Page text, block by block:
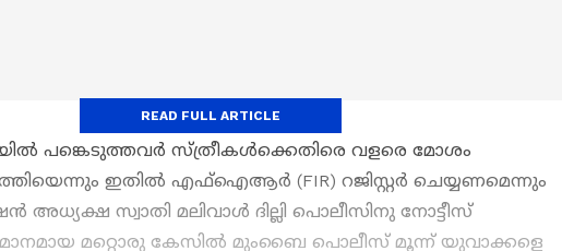
പങ്കെടുത്തവര്‍ സ്ത്രീകള്‍ക്കെതിരെ വളരെ മോശം
ഇതില്‍ എഫ്‌ഐആര്‍ (FIR) റജിസ്റ്റര്‍ ചെയ്യണമെന്നും
അധ്യക്ഷ സ്വാതി മലിവാള്‍ ദില്ലി പൊലീസിനു നോട്ടീസ്
മറ്റൊരു കേസില്‍ മുംബൈ പൊലീസ് മൂന്ന് യുവാക്കളെ
READ FULL ARTICLE